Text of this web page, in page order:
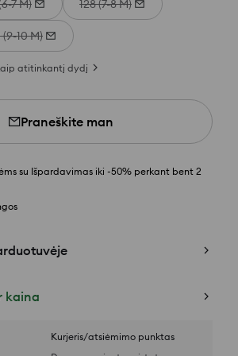
7 M) 128 (7-8 M)
(9-10 M)
atitinkantį dydį
Praneškite man
su Išpardavimas iki -50% perkant bent 2
kaina
Kurjeris/atsiėmimo punktas